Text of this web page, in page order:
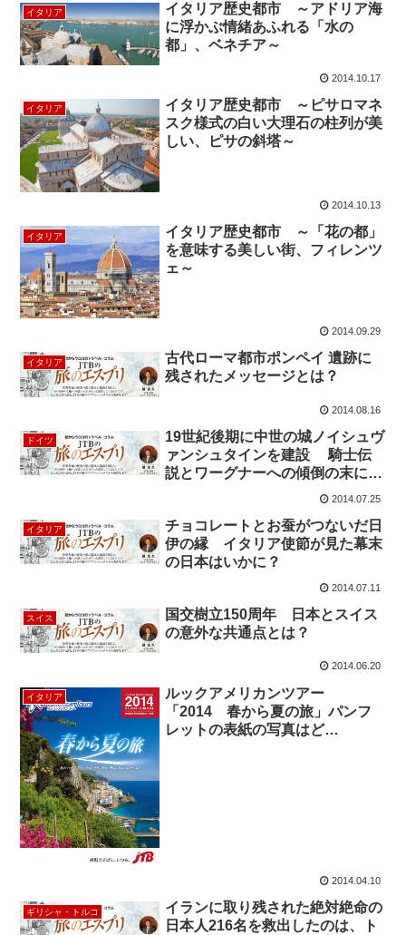
イタリア
イタリア歴史都市 ～アドリア海
に浮かぶ情緒あふれる「水の
都」、ベネチア～
2014.10.17
イタリア
イタリア歴史都市 ～ピサロマネ
スク様式の白い大理石の柱列が美
しい、ピサの斜塔～
2014.10.13
イタリア
イタリア歴史都市 ～「花の都」
を意味する美しい街、フィレンツ
ェ～
2014.09.29
イタリア
古代ローマ都市ポンペイ 遺跡に
残されたメッセージとは？
2014.08.16
ドイツ
19世紀後期に中世の城ノイシュヴ
ァンシュタインを建設 騎士伝
説とワーグナーへの傾倒の末に…
2014.07.25
イタリア
チョコレートとお蚕がつないだ日
伊の縁 イタリア使節が見た幕末
の日本はいかに？
2014.07.11
スイス
国交樹立150周年 日本とスイス
の意外な共通点とは？
2014.06.20
イタリア
ルックアメリカンツアー
「2014 春から夏の旅」パンフ
レットの表紙の写真はど
2014.04.10
ギリシャ・トルコ
イランに取り残された絶対絶命の
日本人216名を救出したのは、ト